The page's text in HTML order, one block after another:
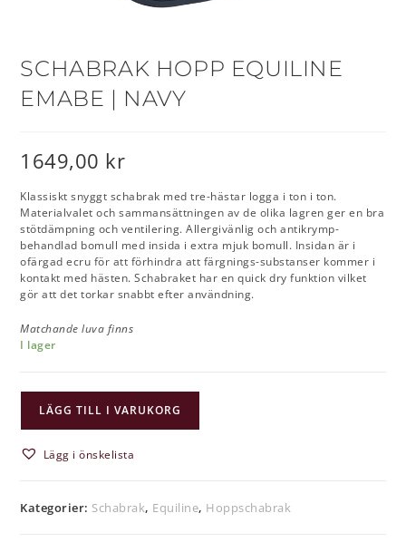
SCHABRAK HOPP EQUILINE
EMABE | NAVY
1649,00 kr
Klassiskt snyggt schabrak med tre-hästar logga i ton i ton.
Materialvalet och sammansättningen av de olika lagren ger en bra
stötdämpning och ventilering. Allergivänlig och antikrymp-
behandlad bomull med insida i extra mjuk bomull. Insidan är i
ofärgad ecru för att förhindra att färgnings-substanser kommer i
kontakt med hästen. Schabraket har en quick dry funktion vilket
gör att det torkar snabbt efter användning.
Matchande luva finns
I lager
LÄGG TILL I VARUKORG
Lägg i önskelista
Kategorier: Schabrak, Equiline, Hoppschabrak